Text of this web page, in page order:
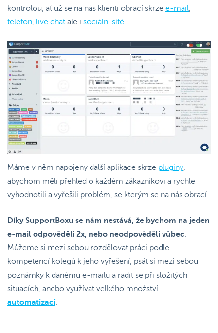
kontrolou, ať už se na nás klienti obrací skrze e-mail,
telefon, live chat ale i sociální sítě.
Máme v něm napojeny další aplikace skrze pluginy,
abychom měli přehled o každém zákazníkovi a rychle
vyhodnotili a vyřešili problém, se kterým se na nás obrací.
Díky SupportBoxu se nám nestává, že bychom na jeden
e-mail odpověděli 2x, nebo neodpověděli vůbec.
Můžeme si mezi sebou rozdělovat práci podle
kompetencí kolegů k jeho vyřešení, psát si mezi sebou
poznámky k danému e-mailu a radit se při složitých
situacích, anebo využívat velkého množství
automatizací.